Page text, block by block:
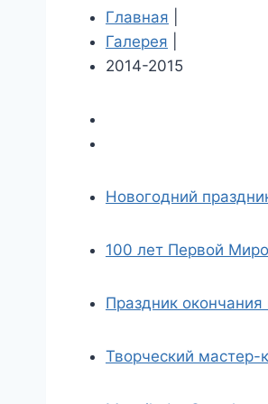
Главная
Галерея
2014-2015
Новогодний
100 лет Первой
Праздник
Творческий мастер-